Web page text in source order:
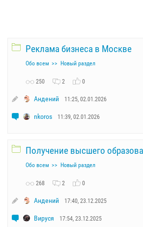
Реклама бизнеса в Москве
Обо всем Новый раздел
250 2 0
Андений 11:25, 02.01.2026
nkoros 11:39, 02.01.2026
Получение высшего
Обо всем Новый раздел
268 2 0
Андений 17:40, 23.12.2025
Вируся 17:54, 23.12.2025